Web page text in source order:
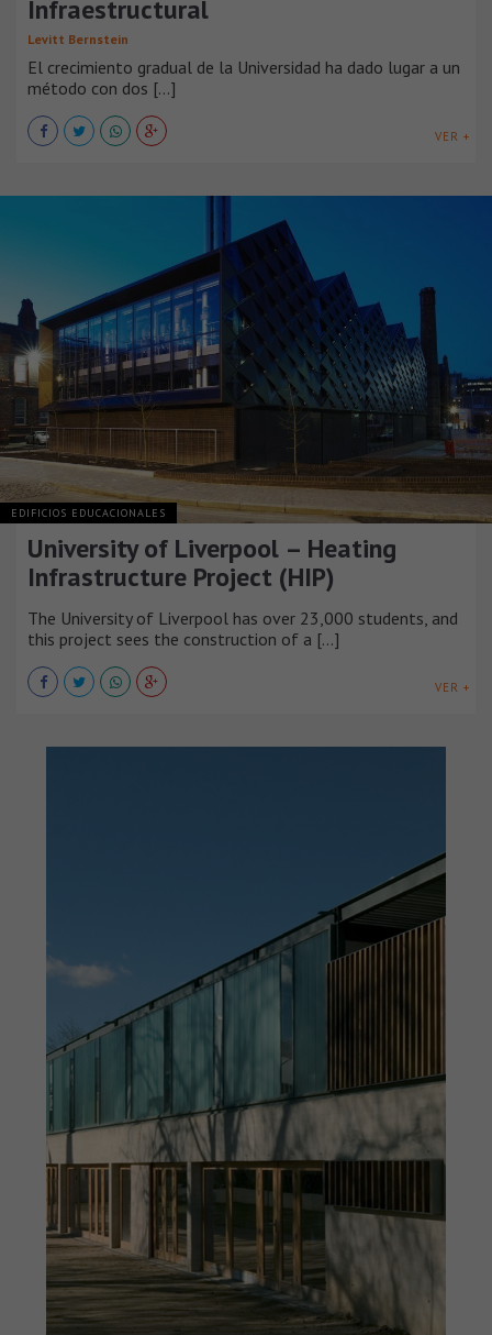
Infraestructural
Levitt Bernstein
El crecimiento gradual de la Universidad ha dado lugar a un
método con dos [...]
VER +
EDIFICIOS EDUCACIONALES
University of Liverpool – Heating
Infrastructure Project (HIP)
The University of Liverpool has over 23,000 students, and
this project sees the construction of a [...]
VER +